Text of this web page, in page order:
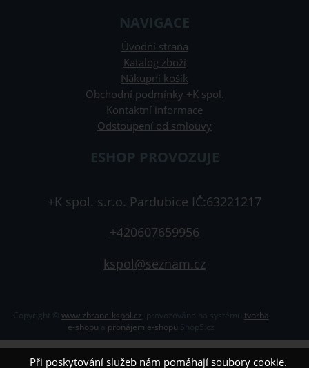
NAVIGACE
Úvodní strana
Katalog zboží
Nákupní košík
Obchodní podmínky +K spol.
Kontaktní informace
Odstoupení od smlouvy
ESHOP PROVOZUJE
+K spol. s.r.o. Pardubice IČ:63221217
+420607659956
kspol@seznam.cz
Copyright © www.zbrane-kspol.cz
tvorba
e-shopu
pronájem e-shopu
Při poskytování služeb nám pomáhají soubory cookie.